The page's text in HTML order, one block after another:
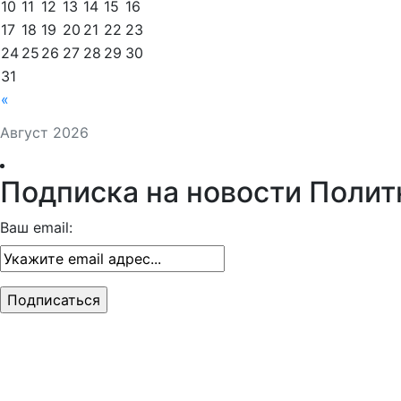
Август 2026
«
10 11 12 13 14 15 16
17 18 19 20 21 22 23
24 25 26 27 28 29 30
31
Подписка на новости
Ваш email: